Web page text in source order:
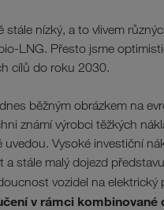
stále nízký, a to vlivem
LNG. Přesto jsme
cílů do roku 2030.
běžným obrázkem na
známí výrobci těžkých
Vysoké investiční
stále malý dojezd
vozidel na elektrický
v rámci kombinované